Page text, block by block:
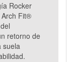
Rocker
Arch Fit®
retorno de
suela